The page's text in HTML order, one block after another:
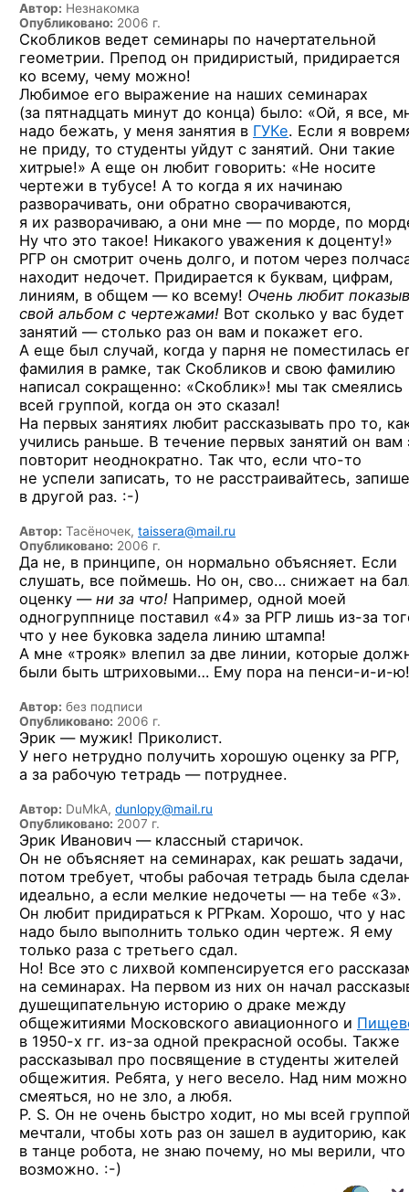
Автор: Незнакомка
Опубликовано: 2006 г.
Скобликов ведет семинары по начертательной
геометрии. Препод он придиристый, придирается
ко всему, чему можно!
Любимое его выражение на наших семинарах
(за пятнадцать минут до конца) было: «Ой, я все,
надо бежать, у меня занятия в ГУКе. Если я
не приду, то студенты уйдут с занятий. Они такие
хитрые!» А еще он любит говорить: «Не носите
чертежи в тубусе! А то когда я их начинаю
разворачивать, они обратно сворачиваются,
я их разворачиваю, а они мне — по морде, по
Ну что это такое! Никакого уважения к доценту!»
РГР он смотрит очень долго, и потом через
находит недочет. Придирается к буквам, цифрам,
линиям, в общем — ко всему! Очень любит
свой альбом с чертежами! Вот сколько у вас будет
занятий — столько раз он вам и покажет его.
А еще был случай, когда у парня не поместилась
фамилия в рамке, так Скобликов и свою фамилию
написал сокращенно: «Скоблик»! мы так смеялись
всей группой, когда он это сказал!
На первых занятиях любит рассказывать про то,
учились раньше. В течение первых занятий он вам
повторит неоднократно. Так что, если что-то
не успели записать, то не расстраивайтесь,
в другой раз. :-)
Автор: Тасёночек, taissera@mail.ru
Опубликовано: 2006 г.
Да не, в принципе, он нормально объясняет. Если
слушать, все поймешь. Но он, сво… снижает на
оценку — ни за что! Например, одной моей
одногруппнице поставил «4» за РГР лишь из-за
что у нее буковка задела линию штампа!
А мне «трояк» влепил за две линии, которые
были быть штриховыми… Ему пора на пенси-и-и-ю!
Автор: без подписи
Опубликовано: 2006 г.
Эрик — мужик! Приколист.
У него нетрудно получить хорошую оценку за РГР,
а за рабочую тетрадь — потруднее.
Автор: DuMkA, dunlopy@mail.ru
Опубликовано: 2007 г.
Эрик Иванович — классный старичок.
Он не объясняет на семинарах, как решать задачи,
потом требует, чтобы рабочая тетрадь была
идеально, а если мелкие недочеты — на тебе «3».
Он любит придираться к РГРкам. Хорошо, что у нас
надо было выполнить только один чертеж. Я ему
только раза с третьего сдал.
Но! Все это с лихвой компенсируется его
на семинарах. На первом из них он начал
душещипательную историю о драке между
общежитиями Московского авиационного и
в 1950-х гг. из-за одной прекрасной особы. Также
рассказывал про посвящение в студенты жителей
общежития. Ребята, у него весело. Над ним можно
смеяться, но не зло, а любя.
P. S. Он не очень быстро ходит, но мы всей
мечтали, чтобы хоть раз он зашел в аудиторию, как
в танце робота, не знаю почему, но мы верили, что
возможно. :-)